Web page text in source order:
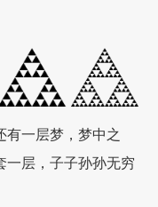
有一层梦，梦中之
一层，子子孙孙无穷